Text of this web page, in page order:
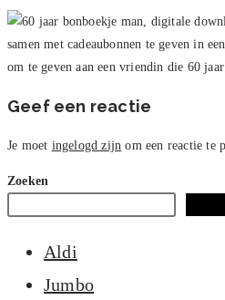
sluiten.
op
sluiten.
Geef een reactie
Je moet ingelogd zijn om een reactie te
Zoeken
Aldi
Jumbo